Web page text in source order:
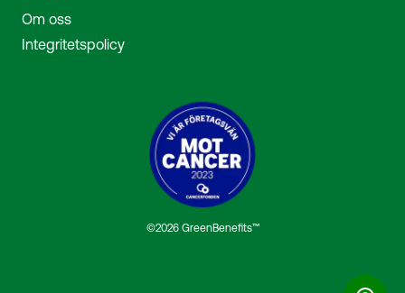
Om oss
Integritetspolicy
©2026 GreenBenefits™